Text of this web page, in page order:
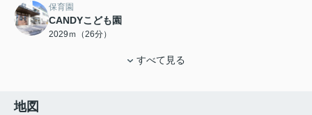
保育園
CANDYこども園
2029ｍ（26分）
すべて見る
地図